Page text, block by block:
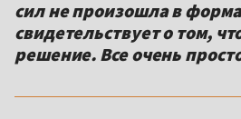
сил не произошла в
свидетельствует о том,
решение. Все очень